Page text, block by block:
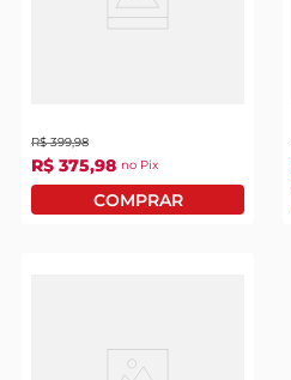
R$ 399,98
R$ 375,98 no Pix